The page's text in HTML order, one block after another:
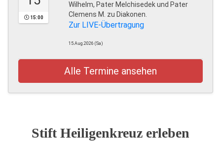
15:00
Wilhelm, Pater Melchisedek und Pater
Clemens M. zu Diakonen.
Zur LIVE-Übertragung
15.Aug.2026 (Sa)
Alle Termine ansehen
Stift Heiligenkreuz erleben